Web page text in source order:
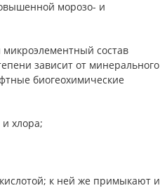
морозо- и
состав
зависит от минерального
биогеохимические
хлора;
к ней же примыкают и